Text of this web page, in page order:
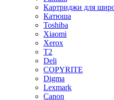
Картриджи для
Катюша
Toshiba
Xiaomi
Xerox
T2
Deli
COPYRITE
Digma
Lexmark
Canon